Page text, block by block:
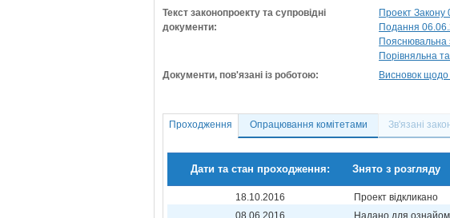
Текст законопроекту та супровідні
документи:
Проект Закону
Подання
Пояснювальна
Порівняльна
Документи, пов'язані із роботою:
Висновок щодо
Проходження Опрацювання комітетами Зв'язані
Дати та стан проходження: Знято з розгляду
18.10.2016
Проект відкликано
08.06.2016
Надано для